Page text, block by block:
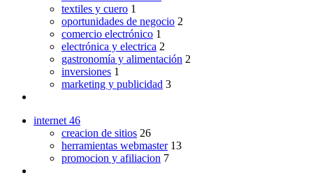
textiles y cuero 1
oportunidades de negocio 2
comercio electrónico 1
electrónica y electrica 2
gastronomía y alimentación 2
inversiones 1
marketing y publicidad 3
internet 46
creacion de sitios 26
herramientas webmaster 13
promocion y afiliacion 7